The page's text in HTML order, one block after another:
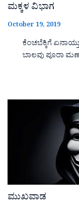
ಮಕ್ಕಳ ವಿಭಾಗ
October 19, 2019
ಕೆಂಚಬೆಕ್ಕಿಗೆ
ಬಾಲವು ಪೂರಾ
ಮುಖವಾಡ